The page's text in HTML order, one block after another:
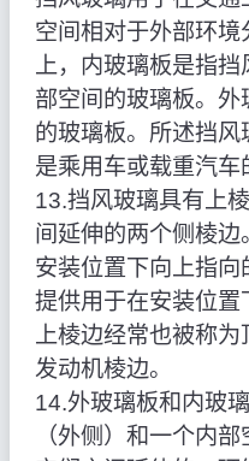
空间相对于外部环境
上，内玻璃板是指
部空间的玻璃板。
的玻璃板。所述挡
是乘用车或载重汽车
13.挡风玻璃具有上
间延伸的两个侧棱
安装位置下向上指
提供用于在安装位置
上棱边经常也被称
发动机棱边。
14.外玻璃板和内玻
（外侧）和一个内